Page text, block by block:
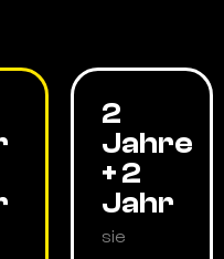
2
Jahre
+ 2
Jahr
sie